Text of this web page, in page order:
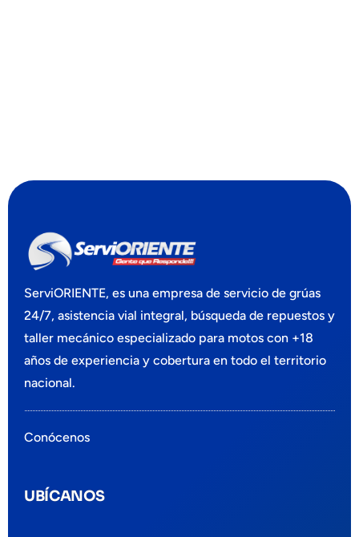
ServiORIENTE, es una empresa de servicio de grúas
24/7, asistencia vial integral, búsqueda de repuestos y
taller mecánico especializado para motos con +18
años de experiencia y cobertura en todo el territorio
nacional.
Conócenos
UBÍCANOS